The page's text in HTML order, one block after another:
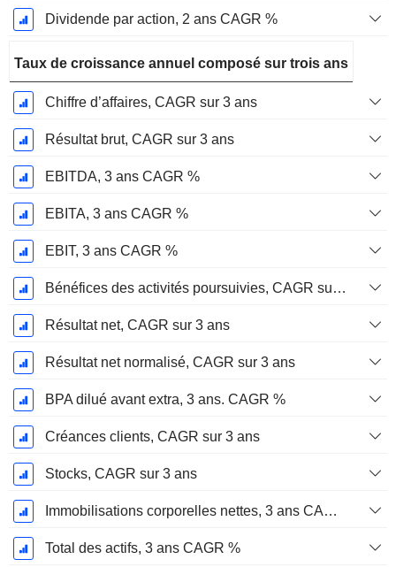
Dividende par action, 2 ans CAGR %
Taux de croissance annuel composé sur trois ans
Chiffre d’affaires, CAGR sur 3 ans
Résultat brut, CAGR sur 3 ans
EBITDA, 3 ans CAGR %
EBITA, 3 ans CAGR %
EBIT, 3 ans CAGR %
Bénéfices des activités poursuivies, CAGR sur 3 ans
Résultat net, CAGR sur 3 ans
Résultat net normalisé, CAGR sur 3 ans
BPA dilué avant extra, 3 ans. CAGR %
Créances clients, CAGR sur 3 ans
Stocks, CAGR sur 3 ans
Immobilisations corporelles nettes, 3 ans CAGR %
Total des actifs, 3 ans CAGR %